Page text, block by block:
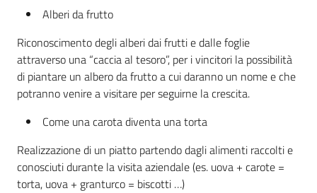
Alberi da frutto
Riconoscimento degli alberi dai frutti e dalle foglie
attraverso una “caccia al tesoro”, per i vincitori la possibilità
di piantare un albero da frutto a cui daranno un nome e che
potranno venire a visitare per seguirne la crescita.
Come una carota diventa una torta
Realizzazione di un piatto partendo dagli alimenti raccolti e
conosciuti durante la visita aziendale (es. uova + carote =
torta, uova + granturco = biscotti …)